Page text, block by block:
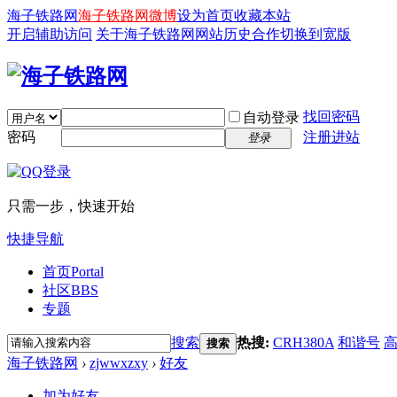
海子铁路网海子铁路网微博设为首页收藏本站
开启辅助访问 关于海子铁路网 网站历史合作切换到宽版
自动登录 找回密码
密码
登录 注册进站
只需一步，快速开始
快捷导航
首页Portal
社区BBS
专题
搜索 搜索 热搜: CRH380A 和谐号
海子铁路网 › zjwwxzxy › 好友